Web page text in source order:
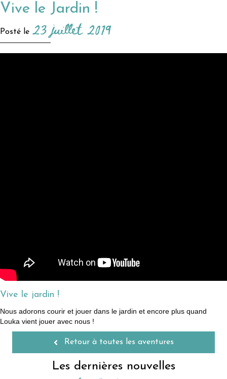
Vive le Jardin !
Posté le 23 juillet 2019
Vive le jardin !
Nous adorons courir et jouer dans le jardin et encore plus quand
Louka vient jouer avec nous !
Retour à toutes les aventures
Les dernières nouvelles